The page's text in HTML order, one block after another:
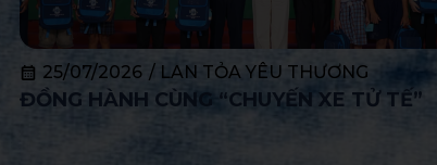
25/07/2026 / LAN TỎA YÊU THƯƠNG
ĐỒNG HÀNH CÙNG “CHUYẾN XE TỬ TẾ”